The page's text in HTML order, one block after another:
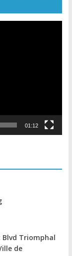
01:12
Blvd Triomphal
de